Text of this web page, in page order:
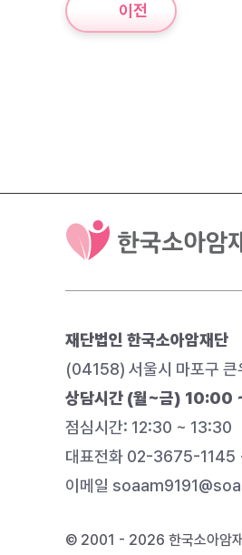
이전
재단법인 한국소아암재단
(04158) 서울시 마포구
상담시간 (월~금) 10:00
점심시간: 12:30 ~ 13:30
대표전화 02-3675-1145
이메일
© 2001 - 2026 한국소아암